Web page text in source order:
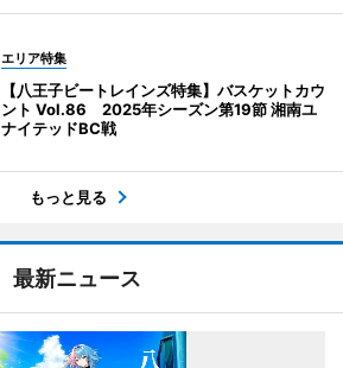
エリア特集
【八王子ビートレインズ特集】バスケットカウ
ント Vol.86 2025年シーズン第19節 湘南ユ
ナイテッドBC戦
もっと見る
最新ニュース